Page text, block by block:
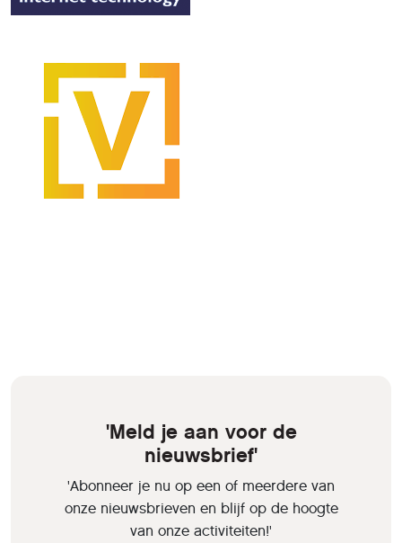
'Meld je aan voor de
nieuwsbrief'
'Abonneer je nu op een of meerdere van
onze nieuwsbrieven en blijf op de hoogte
van onze activiteiten!'